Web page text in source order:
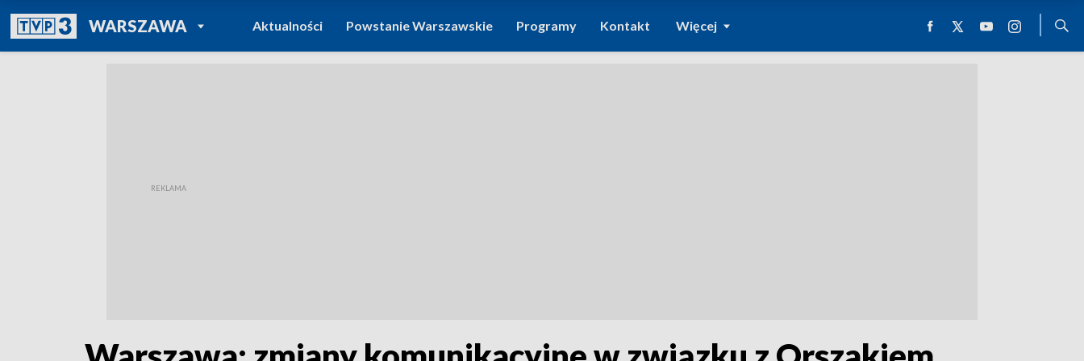
WARSZAWAPOWRÓT DO
TVP REGIONY
Aktualności Powstanie Warszawskie Programy Kontakt Więcej